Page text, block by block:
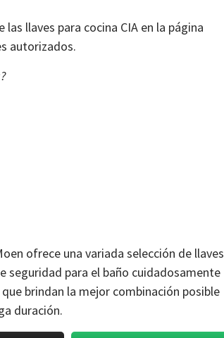
llaves para cocina CIA en la página
autorizados.
ofrece una variada selección de llaves
seguridad para el baño cuidadosamente
brindan la mejor combinación posible
duración.